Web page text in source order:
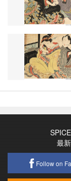
最
Follow on